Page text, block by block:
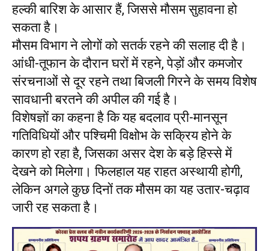
हल्की बारिश के आसार हैं, जिससे मौसम सुहावना हो
सकता है।
मौसम विभाग ने लोगों को सतर्क रहने की सलाह दी है।
आंधी-तूफान के दौरान घरों में रहने, पेड़ों और कमजोर
संरचनाओं से दूर रहने तथा बिजली गिरने के समय विशेष
सावधानी बरतने की अपील की गई है।
विशेषज्ञों का कहना है कि यह बदलाव प्री-मानसून
गतिविधियों और पश्चिमी विक्षोभ के सक्रिय होने के
कारण हो रहा है, जिसका असर देश के बड़े हिस्से में
देखने को मिलेगा। फिलहाल यह राहत अस्थायी होगी,
लेकिन अगले कुछ दिनों तक मौसम का यह उतार-चढ़ाव
जारी रह सकता है।